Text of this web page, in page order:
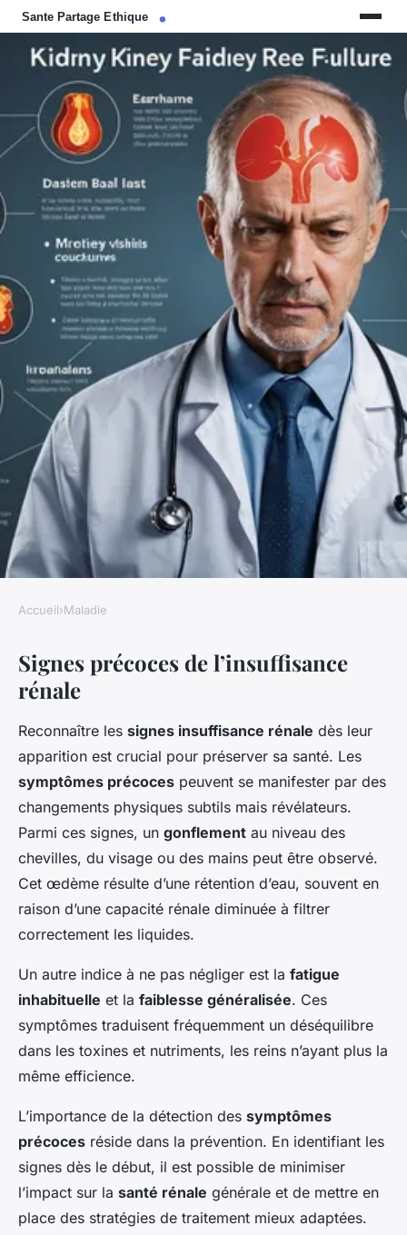
Les signes avant-coureurs de
l'insuffisance rénale
Léo•7 février 2025•6 min de lecture
Accueil›Maladie
Signes précoces de l’insuffisance
rénale
Reconnaître les signes insuffisance rénale dès leur
apparition est crucial pour préserver sa santé. Les
symptômes précoces peuvent se manifester par des
changements physiques subtils mais révélateurs.
Parmi ces signes, un gonflement au niveau des
chevilles, du visage ou des mains peut être observé.
Cet œdème résulte d’une rétention d’eau, souvent en
raison d’une capacité rénale diminuée à filtrer
correctement les liquides.
Un autre indice à ne pas négliger est la fatigue
inhabituelle et la faiblesse généralisée. Ces
symptômes traduisent fréquemment un déséquilibre
dans les toxines et nutriments, les reins n’ayant plus la
même efficience.
L’importance de la détection des symptômes
précoces réside dans la prévention. En identifiant les
signes dès le début, il est possible de minimiser
l’impact sur la santé rénale générale et de mettre en
place des stratégies de traitement mieux adaptées.